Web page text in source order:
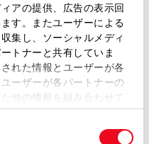
アの提供、広告の表示回
す。またユーザーによる
集し、ソーシャルメディ
トナーと共有していま
れた情報とユーザーが各
ーザーが各パートナーの
他の情報を組み合わせて
サイトの使用を続行する